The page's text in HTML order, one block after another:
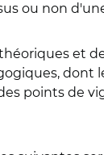
ou non
et
dont
points de